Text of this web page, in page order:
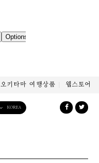
오키타마 여행상품 웹스토어
KOREA